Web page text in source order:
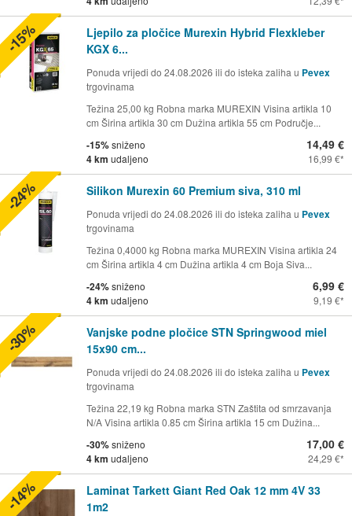
Ljepilo za pločice Murexin Hybrid Flexkleber
KGX 6...
Ponuda vrijedi do 24.08.2026 ili do isteka zaliha u Pevex
trgovinama
Težina 25,00 kg Robna marka MUREXIN Visina artikla 10
cm Širina artikla 30 cm Dužina artikla 55 cm Područje...
-15%sniženo
4 km udaljeno
14,49 €
16,99 €
-15%
Silikon Murexin 60 Premium siva, 310 ml
Ponuda vrijedi do 24.08.2026 ili do isteka zaliha u Pevex
trgovinama
Težina 0,4000 kg Robna marka MUREXIN Visina artikla 24
cm Širina artikla 4 cm Dužina artikla 4 cm Boja Siva...
-24%sniženo
4 km udaljeno
6,99 €
9,19 €
-24%
Vanjske podne pločice STN Springwood miel
15x90 cm...
Ponuda vrijedi do 24.08.2026 ili do isteka zaliha u Pevex
trgovinama
Težina 22,19 kg Robna marka STN Zaštita od smrzavanja
N/A Visina artikla 0.85 cm Širina artikla 15 cm Dužina...
-30%sniženo
4 km udaljeno
17,00 €
24,29 €
-30%
Laminat Tarkett Giant Red Oak 12 mm 4V 33
1m2
-14%